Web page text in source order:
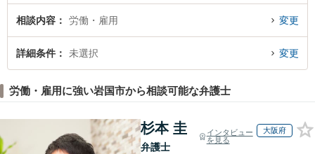
約したい』などでお困りの相談者さんにおすすめです。
相談内容 労働・雇用 変更
詳細条件 未選択 変更
労働・雇用に強い岩国市から相談可能な弁護士
杉本 圭
弁護士
インタビュー
を見る
大阪府